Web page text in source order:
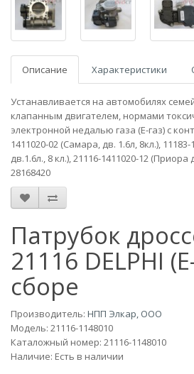
Описание Характеристики
Устанавливается на автомобилях
клапанным двигателем, нормами
электронной недалью газа (Е-газ) с
1411020-02 (Самара, дв. 1.6л, 8кл.),
дв.1.6л., 8 кл.), 21116-1411020-12 (Приора
28168420
Патрубок
21116 DELPHI
сборе
Производитель: НПП Элкар, ООО
Модель: 21116-1148010
Каталожный номер: 21116-1148010
Наличие: Есть в наличии